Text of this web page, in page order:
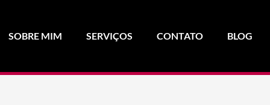
SOBRE MIM SERVIÇOS CONTATO BLOG